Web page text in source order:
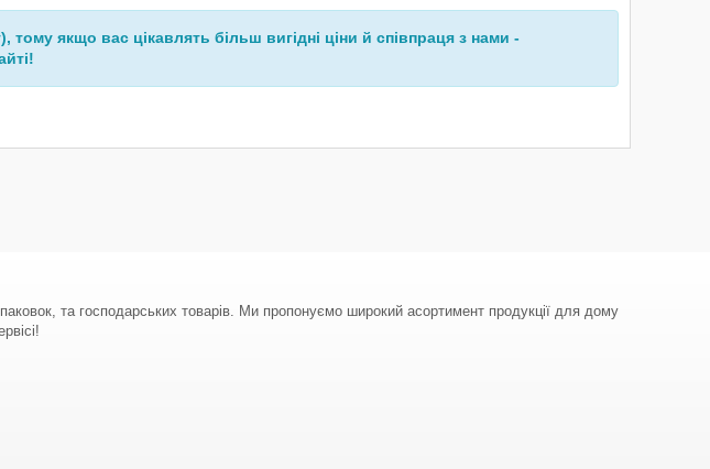
тому якщо вас цікавлять більш вигідні ціни й співпраця з нами -
та господарських товарів. Ми пропонуємо широкий асортимент продукції для дому